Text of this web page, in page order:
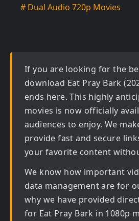
# Dual Audio 720p Movies
If you are looking for the
download Eat Pray Bark
ends here. This highly
movies is now officially
audiences to enjoy. We
provide fast and secure
your favorite content
We know how important
data management are for
why we have provided
for Eat Pray Bark in 1080p